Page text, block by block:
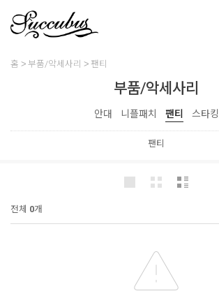
홈 부품/악세사리 팬티
부품/악세사리
안대 니플패치 팬티 스타킹
팬티
전체 0개